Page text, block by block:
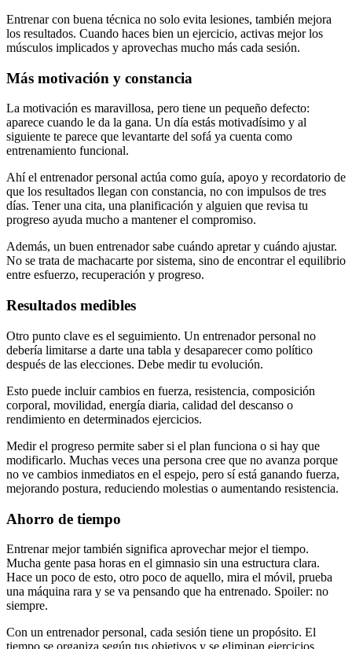
Entrenar con buena técnica no solo evita lesiones, también mejora
los resultados. Cuando haces bien un ejercicio, activas mejor los
músculos implicados y aprovechas mucho más cada sesión.
Más motivación y constancia
La motivación es maravillosa, pero tiene un pequeño defecto:
aparece cuando le da la gana. Un día estás motivadísimo y al
siguiente te parece que levantarte del sofá ya cuenta como
entrenamiento funcional.
Ahí el entrenador personal actúa como guía, apoyo y recordatorio de
que los resultados llegan con constancia, no con impulsos de tres
días. Tener una cita, una planificación y alguien que revisa tu
progreso ayuda mucho a mantener el compromiso.
Además, un buen entrenador sabe cuándo apretar y cuándo ajustar.
No se trata de machacarte por sistema, sino de encontrar el equilibrio
entre esfuerzo, recuperación y progreso.
Resultados medibles
Otro punto clave es el seguimiento. Un entrenador personal no
debería limitarse a darte una tabla y desaparecer como político
después de las elecciones. Debe medir tu evolución.
Esto puede incluir cambios en fuerza, resistencia, composición
corporal, movilidad, energía diaria, calidad del descanso o
rendimiento en determinados ejercicios.
Medir el progreso permite saber si el plan funciona o si hay que
modificarlo. Muchas veces una persona cree que no avanza porque
no ve cambios inmediatos en el espejo, pero sí está ganando fuerza,
mejorando postura, reduciendo molestias o aumentando resistencia.
Ahorro de tiempo
Entrenar mejor también significa aprovechar mejor el tiempo.
Mucha gente pasa horas en el gimnasio sin una estructura clara.
Hace un poco de esto, otro poco de aquello, mira el móvil, prueba
una máquina rara y se va pensando que ha entrenado. Spoiler: no
siempre.
Con un entrenador personal, cada sesión tiene un propósito. El